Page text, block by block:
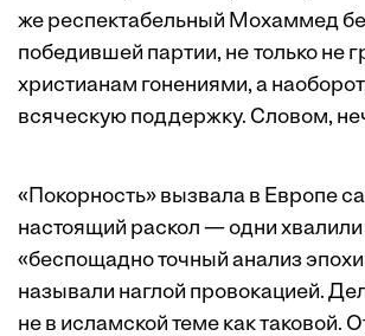
же респектабельный Мохаммед
победившей партии, не только не
христианам гонениями, а
всяческую поддержку. Словом,
«Покорность» вызвала в Европе
настоящий раскол — одни
«беспощадно точный анализ
называли наглой провокацией.
не в исламской теме как таковой.